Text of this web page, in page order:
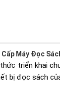
Máy Đọc
triển khai
bị đọc sách